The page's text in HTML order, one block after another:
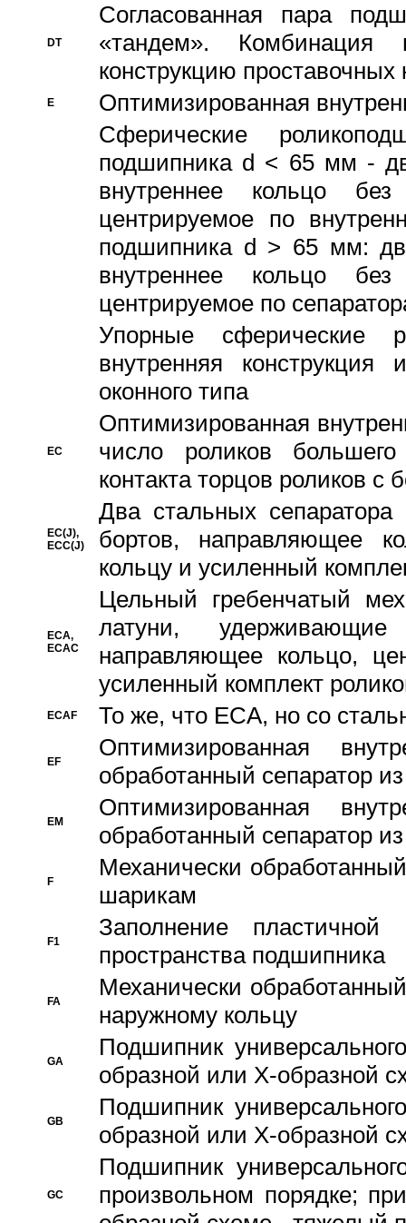
DT
Согласованная пара
«тандем».
конструкцию проставочных
E
Оптимизированная
Сферические
подшипника d < 65 мм -
внутреннее кольцо
центрируемое по
подшипника d > 65 мм:
внутреннее кольцо
центрируемое по
Упорные сферические
внутренняя
оконного типа
EC
Oптимизированная
число роликов
контакта торцов роликов с
EC(J),
ECC(J)
Два стальных сепаратора
бортов, направляющее
кольцу и усиленный
ECA,
ECAC
Цельный гребенчатый
латуни,
направляющее кольцо,
усиленный комплект
ECAF То же, что ECA, но со
EF
Оптимизированная
обработанный сепаратор
EM
Оптимизированная
обработанный сепаратор
F
Механически
шарикам
F1
Заполнение
пространства подшипника
FA
Механически
наружному кольцу
GA
Подшипник
образной или Х-образной
GB
Подшипник
образной или Х-образной
GC
Подшипник
произвольном порядке;